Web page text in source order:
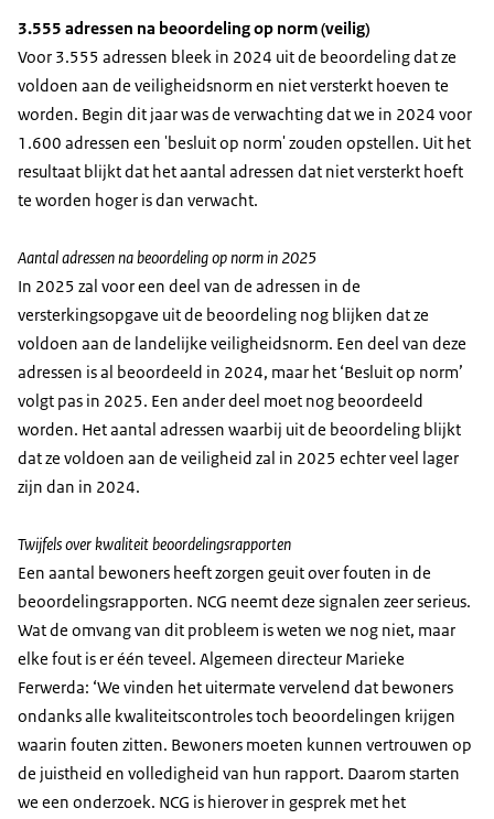
3.555 adressen na beoordeling op norm (veilig)
Voor 3.555 adressen bleek in 2024 uit de beoordeling dat ze
voldoen aan de veiligheidsnorm en niet versterkt hoeven te
worden. Begin dit jaar was de verwachting dat we in 2024 voor
1.600 adressen een 'besluit op norm' zouden opstellen. Uit het
resultaat blijkt dat het aantal adressen dat niet versterkt hoeft
te worden hoger is dan verwacht.
Aantal adressen na beoordeling op norm in 2025
In 2025 zal voor een deel van de adressen in de
versterkingsopgave uit de beoordeling nog blijken dat ze
voldoen aan de landelijke veiligheidsnorm. Een deel van deze
adressen is al beoordeeld in 2024, maar het ‘Besluit op norm’
volgt pas in 2025. Een ander deel moet nog beoordeeld
worden. Het aantal adressen waarbij uit de beoordeling blijkt
dat ze voldoen aan de veiligheid zal in 2025 echter veel lager
zijn dan in 2024.
Twijfels over kwaliteit beoordelingsrapporten
Een aantal bewoners heeft zorgen geuit over fouten in de
beoordelingsrapporten. NCG neemt deze signalen zeer serieus.
Wat de omvang van dit probleem is weten we nog niet, maar
elke fout is er één teveel. Algemeen directeur Marieke
Ferwerda: ‘We vinden het uitermate vervelend dat bewoners
ondanks alle kwaliteitscontroles toch beoordelingen krijgen
waarin fouten zitten. Bewoners moeten kunnen vertrouwen op
de juistheid en volledigheid van hun rapport. Daarom starten
we een onderzoek. NCG is hierover in gesprek met het